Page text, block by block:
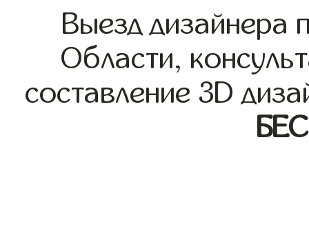
Выезд дизайнера
Области,
составление 3D